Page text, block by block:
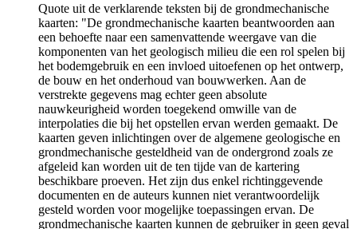
Quote uit de verklarende teksten bij de grondmechanische
kaarten: "De grondmechanische kaarten beantwoorden aan
een behoefte naar een samenvattende weergave van die
komponenten van het geologisch milieu die een rol spelen bij
het bodemgebruik en een invloed uitoefenen op het ontwerp,
de bouw en het onderhoud van bouwwerken. Aan de
verstrekte gegevens mag echter geen absolute
nauwkeurigheid worden toegekend omwille van de
interpolaties die bij het opstellen ervan werden gemaakt. De
kaarten geven inlichtingen over de algemene geologische en
grondmechanische gesteldheid van de ondergrond zoals ze
afgeleid kan worden uit de ten tijde van de kartering
beschikbare proeven. Het zijn dus enkel richtinggevende
documenten en de auteurs kunnen niet verantwoordelijk
gesteld worden voor mogelijke toepassingen ervan. De
grondmechanische kaarten kunnen de gebruiker in geen geval